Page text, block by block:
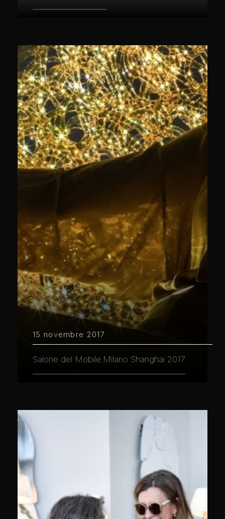
15 novembre 2017
Salone del Mobile.Milano Shanghai 2017